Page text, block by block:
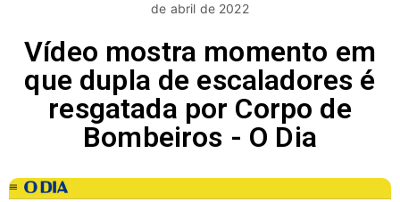
de abril de 2022
Vídeo mostra momento em
que dupla de escaladores é
resgatada por Corpo de
Bombeiros - O Dia